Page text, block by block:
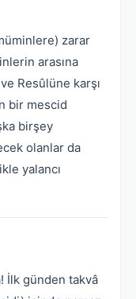
zarar
arasına
Resûlüne karşı
bir mescid
birşey
olanlar da
yalancı
İlk günden takvâ